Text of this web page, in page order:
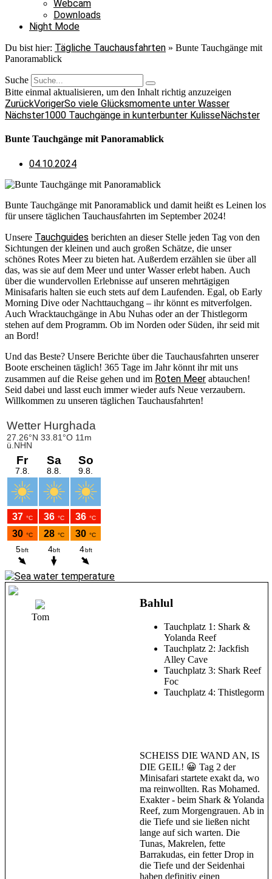
Webcam
Downloads
Night Mode
Du bist hier: Tägliche Tauchausfahrten » Bunte Tauchgänge mit
Panoramablick
Suche
Bitte einmal aktualisieren, um den Inhalt richtig anzuzeigen
ZurückVorigerSo viele Glücksmomente unter Wasser
Nächster1000 Tauchgänge in kunterbunter KulisseNächster
Bunte Tauchgänge mit Panoramablick
04.10.2024
Bunte Tauchgänge mit Panoramablick und damit heißt es Leinen los
für unsere täglichen Tauchausfahrten im September 2024!
Unsere Tauchguides berichten an dieser Stelle jeden Tag von den
Sichtungen der kleinen und auch großen Schätze, die unser
schönes Rotes Meer zu bieten hat. Außerdem erzählen sie über all
das, was sie auf dem Meer und unter Wasser erlebt haben. Auch
über die wundervollen Erlebnisse auf unseren mehrtägigen
Minisafaris halten sie euch stets auf dem Laufenden. Egal, ob Early
Morning Dive oder Nachttauchgang – ihr könnt es mitverfolgen.
Auch Wracktauchgänge in Abu Nuhas oder an der Thistlegorm
stehen auf dem Programm. Ob im Norden oder Süden, ihr seid mit
an Bord!
Und das Beste? Unsere Berichte über die Tauchausfahrten unserer
Boote erscheinen täglich! 365 Tage im Jahr könnt ihr mit uns
zusammen auf die Reise gehen und im Roten Meer abtauchen!
Seid dabei und lasst euch immer wieder aufs Neue verzaubern.
Willkommen zu unseren täglichen Tauchausfahrten!
Tom
Bahlul
Tauchplatz 1: Shark &
Yolanda Reef
Tauchplatz 2: Jackfish
Alley Cave
Tauchplatz 3: Shark Reef
Foc
Tauchplatz 4: Thistlegorm
SCHEISS DIE WAND AN, IS
DIE GEIL! 😀 Tag 2 der
Minisafari startete exakt da, wo
ma reinwollten. Ras Mohamed.
Exakter - beim Shark & Yolanda
Reef, zum Morgengrauen. Ab in
die Tiefe und sie ließen nicht
lange auf sich warten. Die
Tunas, Makrelen, fette
Barrakudas, ein fetter Drop in
die Tiefe und der Seidenhai
haben definitiv einen